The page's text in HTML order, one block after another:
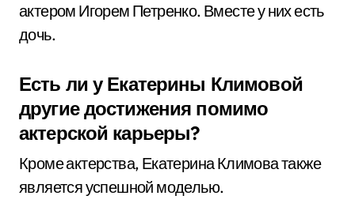
актером Игорем Петренко. Вместе у них есть
дочь.
Есть ли у Екатерины Климовой
другие достижения помимо
актерской карьеры?
Кроме актерства, Екатерина Климова также
является успешной моделью.